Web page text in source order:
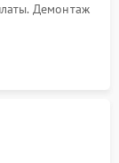
Демонтаж